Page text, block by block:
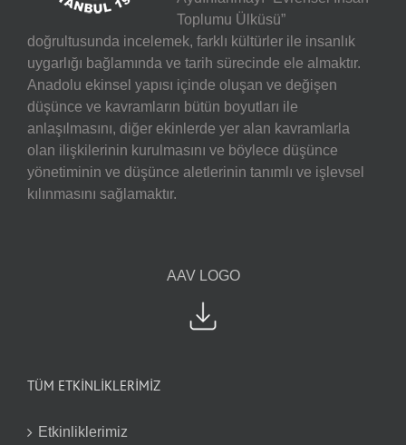
Toplumu Ülküsü”
doğrultusunda incelemek, farklı kültürler ile insanlık
uygarlığı bağlamında ve tarih sürecinde ele almaktır.
Anadolu ekinsel yapısı içinde oluşan ve değişen
düşünce ve kavramların bütün boyutları ile
anlaşılmasını, diğer ekinlerde yer alan kavramlarla
olan ilişkilerinin kurulmasını ve böylece düşünce
yönetiminin ve düşünce aletlerinin tanımlı ve işlevsel
kılınmasını sağlamaktır.
AAV LOGO
TÜM ETKİNLİKLERİMİZ
Etkinliklerimiz